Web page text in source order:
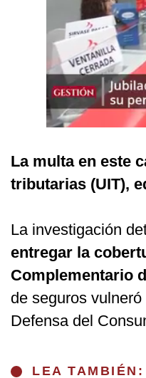
La multa en este
tributarias (UIT),
La investigación
entregar la
Complementario
de seguros
Defensa del
LEA TAMBIÉN: